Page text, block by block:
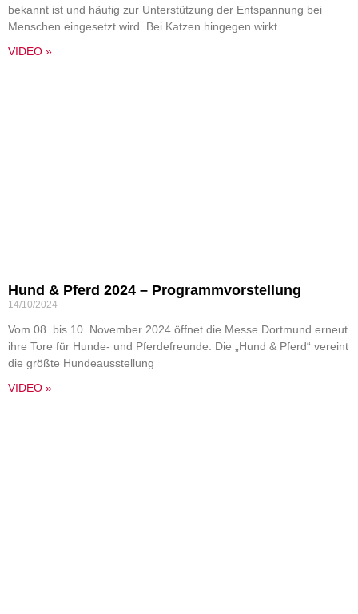
bekannt ist und häufig zur Unterstützung der Entspannung bei
Menschen eingesetzt wird. Bei Katzen hingegen wirkt
VIDEO »
Hund & Pferd 2024 – Programmvorstellung
14/10/2024
Vom 08. bis 10. November 2024 öffnet die Messe Dortmund erneut
ihre Tore für Hunde- und Pferdefreunde. Die „Hund & Pferd“ vereint
die größte Hundeausstellung
VIDEO »